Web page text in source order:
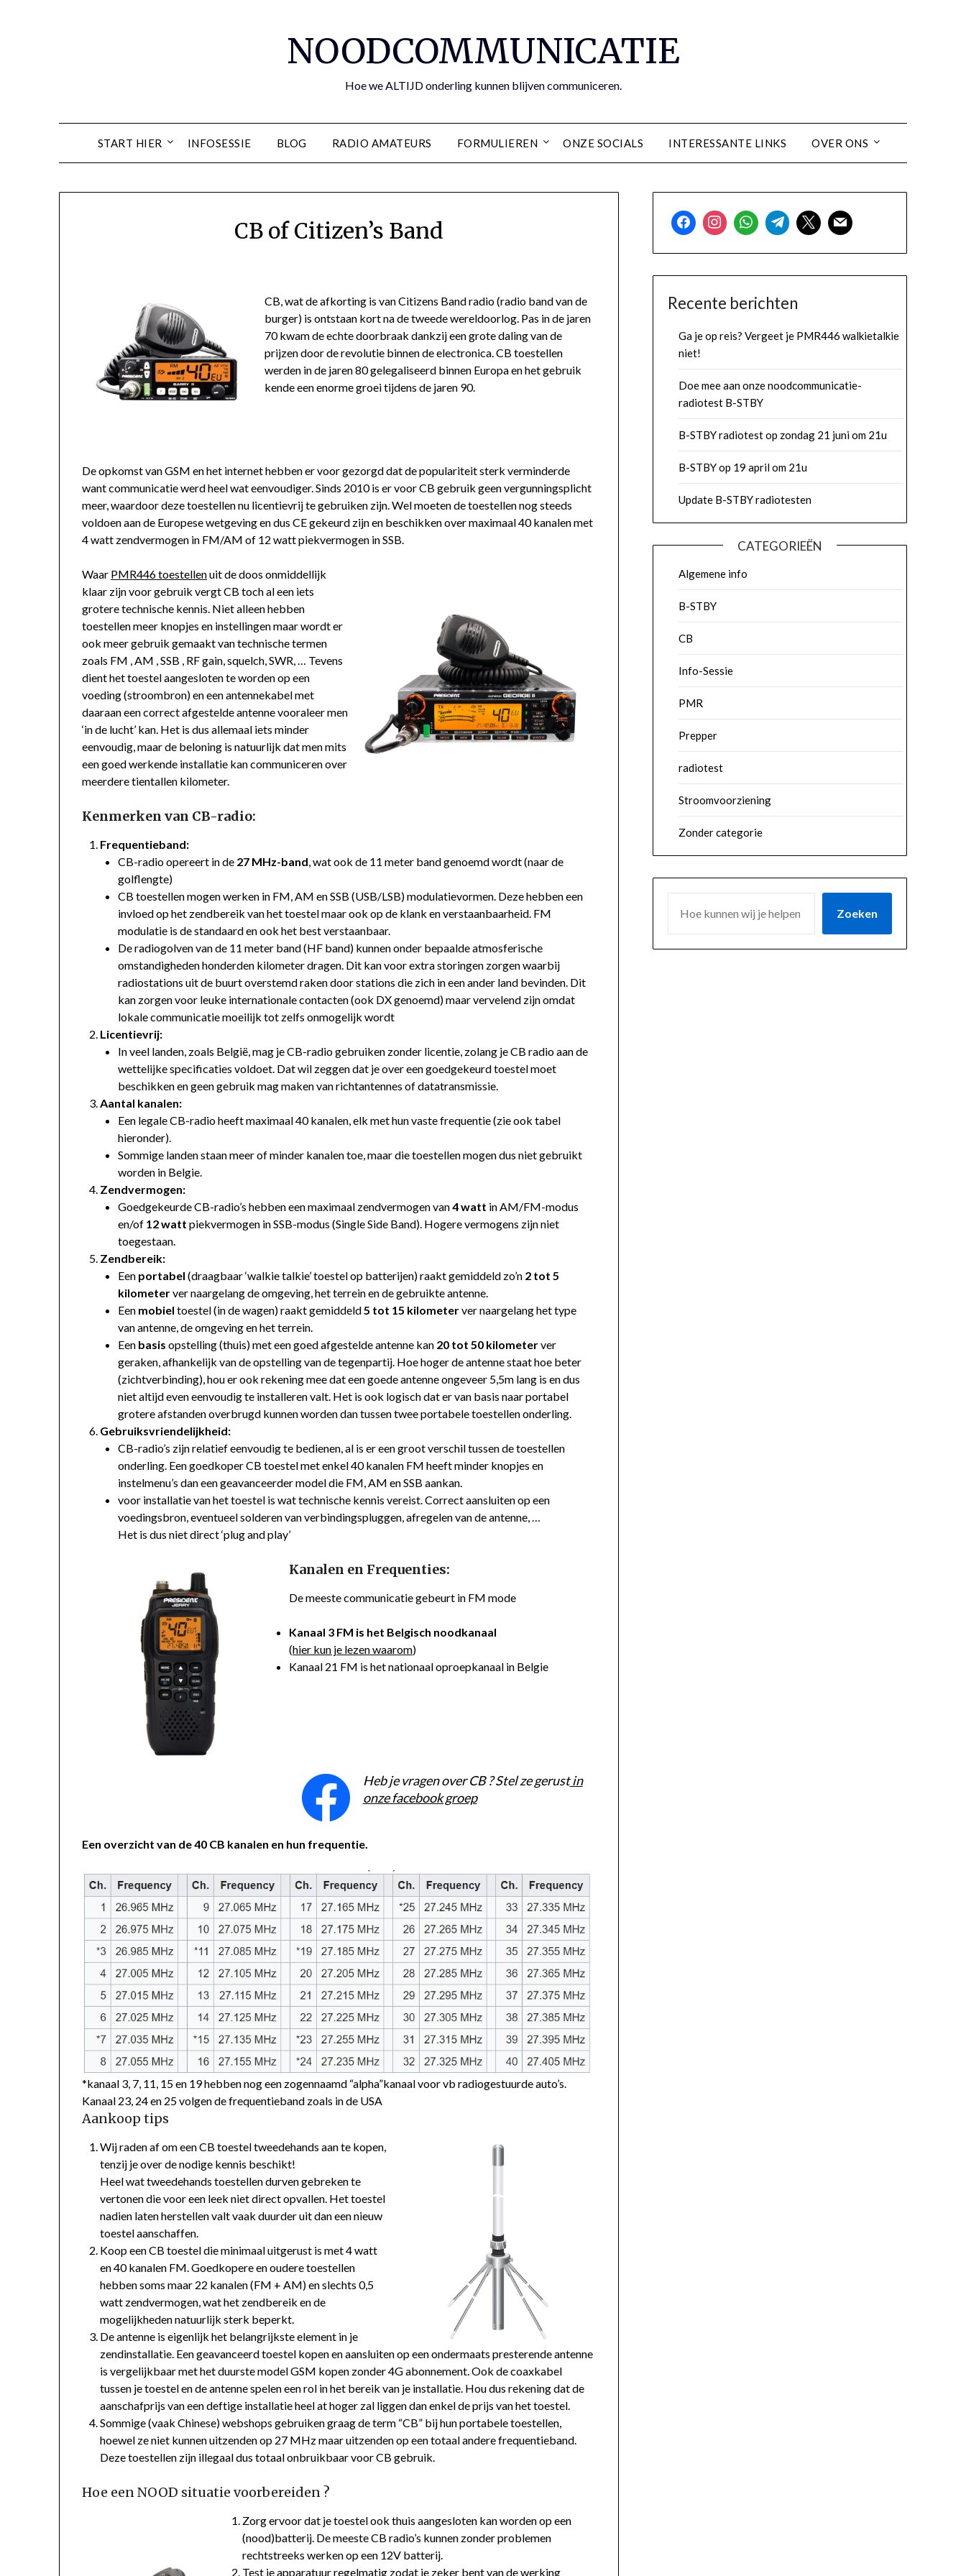
NOODCOMMUNICATIE
Hoe we ALTIJD onderling kunnen blijven communiceren.
START HIER INFOSESSIE BLOG RADIO AMATEURS FORMULIEREN ONZE SOCIALS INTERESSANTE LINKS OVER ONS
CB of Citizen’s Band
CB, wat de afkorting is van Citizens Band radio (radio band van de
burger) is ontstaan kort na de tweede wereldoorlog. Pas in de jaren
70 kwam de echte doorbraak dankzij een grote daling van de
prijzen door de revolutie binnen de electronica. CB toestellen
werden in de jaren 80 gelegaliseerd binnen Europa en het gebruik
kende een enorme groei tijdens de jaren 90.
De opkomst van GSM en het internet hebben er voor gezorgd dat de populariteit sterk verminderde
want communicatie werd heel wat eenvoudiger. Sinds 2010 is er voor CB gebruik geen vergunningsplicht
meer, waardoor deze toestellen nu licentievrij te gebruiken zijn. Wel moeten de toestellen nog steeds
voldoen aan de Europese wetgeving en dus CE gekeurd zijn en beschikken over maximaal 40 kanalen met
4 watt zendvermogen in FM/AM of 12 watt piekvermogen in SSB.
Waar PMR446 toestellenuit de doos onmiddellijk
klaar zijn voor gebruik vergt CB toch al een iets
grotere technische kennis. Niet alleen hebben
toestellen meer knopjes en instellingen maar wordt er
ook meer gebruik gemaakt van technische termen
zoals FM , AM , SSB , RF gain, squelch, SWR, … Tevens
dient het toestel aangesloten te worden op een
voeding (stroombron) en een antennekabel met
daaraan een correct afgestelde antenne vooraleer men
‘in de lucht’ kan. Het is dus allemaal iets minder
eenvoudig, maar de beloning is natuurlijk dat men mits
een goed werkende installatie kan communiceren over
meerdere tientallen kilometer.
Kenmerken van CB-radio:
Frequentieband:
CB-radio opereert in de 27 MHz-band, wat ook de 11 meter band genoemd wordt (naar de
golflengte)
CB toestellen mogen werken in FM, AM en SSB (USB/LSB) modulatievormen. Deze hebben een
invloed op het zendbereik van het toestel maar ook op de klank en verstaanbaarheid. FM
modulatie is de standaard en ook het best verstaanbaar.
De radiogolven van de 11 meter band (HF band) kunnen onder bepaalde atmosferische
omstandigheden honderden kilometer dragen. Dit kan voor extra storingen zorgen waarbij
radiostations uit de buurt overstemd raken door stations die zich in een ander land bevinden. Dit
kan zorgen voor leuke internationale contacten (ook DX genoemd) maar vervelend zijn omdat
lokale communicatie moeilijk tot zelfs onmogelijk wordt
Licentievrij:
In veel landen, zoals België, mag je CB-radio gebruiken zonder licentie, zolang je CB radio aan de
wettelijke specificaties voldoet. Dat wil zeggen dat je over een goedgekeurd toestel moet
beschikken en geen gebruik mag maken van richtantennes of datatransmissie.
Aantal kanalen:
Een legale CB-radio heeft maximaal 40 kanalen, elk met hun vaste frequentie (zie ook tabel
hieronder).
Sommige landen staan meer of minder kanalen toe, maar die toestellen mogen dus niet gebruikt
worden in Belgie.
Zendvermogen:
Goedgekeurde CB-radio’s hebben een maximaal zendvermogen van4 watt in AM/FM-modus
en/of 12 watt piekvermogen in SSB-modus (Single Side Band). Hogere vermogens zijn niet
toegestaan.
Zendbereik:
Een portabel (draagbaar ‘walkie talkie’ toestel op batterijen) raakt gemiddeld zo’n 2 tot 5
kilometerver naargelang de omgeving, het terrein en de gebruikte antenne.
Een mobiel toestel (in de wagen) raakt gemiddeld5 tot 15 kilometerver naargelang het type
van antenne, de omgeving en het terrein.
Een basis opstelling (thuis) met een goed afgestelde antenne kan 20 tot 50 kilometerver
geraken, afhankelijk van de opstelling van de tegenpartij. Hoe hoger de antenne staat hoe beter
(zichtverbinding), hou er ook rekening mee dat een goede antenne ongeveer 5,5m lang is en dus
niet altijd even eenvoudig te installeren valt. Het is ook logisch dat er van basis naar portabel
grotere afstanden overbrugd kunnen worden dan tussen twee portabele toestellen onderling.
Gebruiksvriendelijkheid:
CB-radio’s zijn relatief eenvoudig te bedienen, al is er een groot verschil tussen de toestellen
onderling. Een goedkoper CB toestel met enkel 40 kanalen FM heeft minder knopjes en
instelmenu’s dan een geavanceerder model die FM, AM en SSB aankan.
voor installatie van het toestel is wat technische kennis vereist. Correct aansluiten op een
voedingsbron, eventueel solderen van verbindingspluggen, afregelen van de antenne, …
Het is dus niet direct ‘plug and play’
Kanalen en Frequenties:
De meeste communicatie gebeurt in FM mode
Kanaal 3 FM is het Belgisch noodkanaal
(hier kun je lezen waarom)
Kanaal 21 FM is het nationaal oproepkanaal in Belgie
Heb je vragen over CB ? Stel ze gerustin
onze facebook groep
Een overzicht van de 40 CB kanalen en hun frequentie.
*kanaal 3, 7, 11, 15 en 19 hebben nog een zogennaamd “alpha”kanaal voor vb radiogestuurde auto’s.
Kanaal 23, 24 en 25 volgen de frequentieband zoals in de USA
Aankoop tips
Wij raden af om een CB toestel tweedehands aan te kopen,
tenzij je over de nodige kennis beschikt!
Heel wat tweedehands toestellen durven gebreken te
vertonen die voor een leek niet direct opvallen. Het toestel
nadien laten herstellen valt vaak duurder uit dan een nieuw
toestel aanschaffen.
Koop een CB toestel die minimaal uitgerust is met 4 watt
en 40 kanalen FM. Goedkopere en oudere toestellen
hebben soms maar 22 kanalen (FM + AM) en slechts 0,5
watt zendvermogen, wat het zendbereik en de
mogelijkheden natuurlijk sterk beperkt.
De antenne is eigenlijk het belangrijkste element in je
zendinstallatie. Een geavanceerd toestel kopen en aansluiten op een ondermaats presterende antenne
is vergelijkbaar met het duurste model GSM kopen zonder 4G abonnement. Ook de coaxkabel
tussen je toestel en de antenne spelen een rol in het bereik van je installatie. Hou dus rekening dat de
aanschafprijs van een deftige installatie heel at hoger zal liggen dan enkel de prijs van het toestel.
Sommige (vaak Chinese) webshops gebruiken graag de term “CB” bij hun portabele toestellen,
hoewel ze niet kunnen uitzenden op 27 MHz maar uitzenden op een totaal andere frequentieband.
Deze toestellen zijn illegaal dus totaal onbruikbaar voor CB gebruik.
Hoe een NOOD situatie voorbereiden ?
Zorg ervoor dat je toestel ook thuis aangesloten kan worden op een
(nood)batterij. De meeste CB radio’s kunnen zonder problemen
rechtstreeks werken op een 12V batterij.
Test je apparatuur regelmatig zodat je zeker bent van de werking
Recente berichten
Ga je op reis? Vergeet je PMR446 walkietalkie
niet!
Doe mee aan onze noodcommunicatie-
radiotest B-STBY
B-STBY radiotest op zondag 21 juni om 21u
B-STBY op 19 april om 21u
Update B-STBY radiotesten
CATEGORIEËN
Algemene info
B-STBY
CB
Info-Sessie
PMR
Prepper
radiotest
Stroomvoorziening
Zonder categorie
Zoeken